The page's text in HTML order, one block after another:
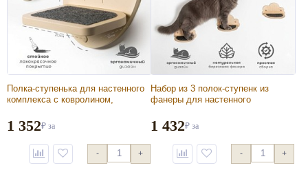
Полка-ступенька для настенного
комплекса с ковролином,
1 352₽ за
- +
Набор из 3 полок-ступенк из
фанеры для настенного
1 432₽ за
- +